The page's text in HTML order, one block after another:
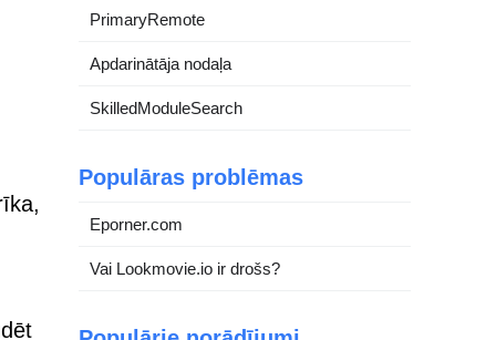
PrimaryRemote
Apdarinātāja nodaļa
SkilledModuleSearch
Populāras problēmas
Eporner.com
Vai Lookmovie.io ir drošs?